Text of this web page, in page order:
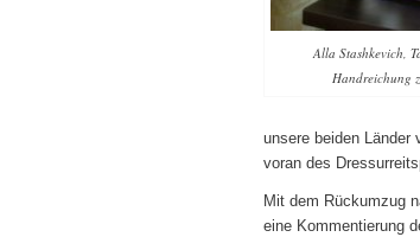
Alla Stashkevich,
Handreichung
unsere beiden Länder
voran des
Mit dem Rückumzug
eine Kommentierung